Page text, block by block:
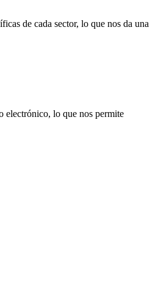
de cada sector, lo que nos da una
electrónico, lo que nos permite